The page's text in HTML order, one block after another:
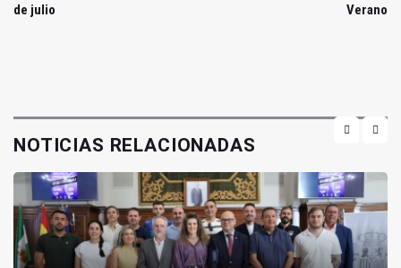
de julio
Verano
NOTICIAS RELACIONADAS